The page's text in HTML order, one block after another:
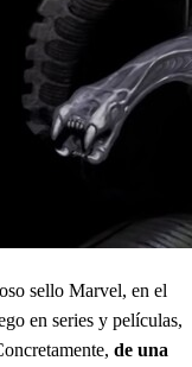
sello Marvel, en el
en series y películas,
de una